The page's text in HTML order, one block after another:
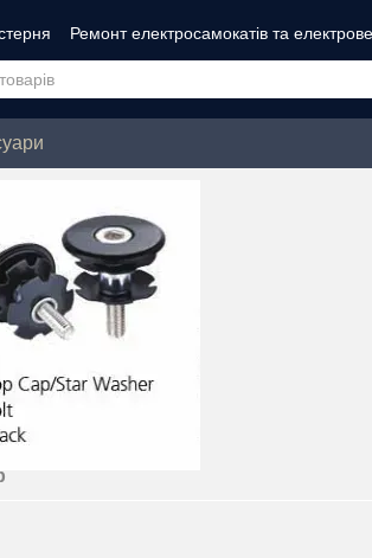
Ремонт електросамокатів та
ТО велосипеда
Контакти Про нас